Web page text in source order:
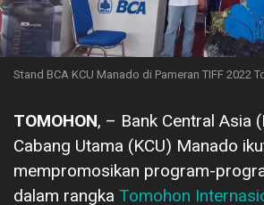
Stand BCA KCU Manado di Pameran TIFF 2022
TOMOHON, – Bank Central Asia
Cabang Utama (KCU) Manado
mempromosikan program-
dalam rangka Tomohon